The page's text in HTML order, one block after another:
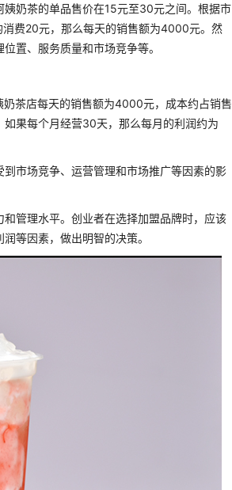
奶茶的单品售价在15元至30元之间。根据市
费20元，那么每天的销售额为4000元。然
置、服务质量和市场竞争等。
茶店每天的销售额为4000元，成本约占销售
果每个月经营30天，那么每月的利润约为
市场竞争、运营管理和市场推广等因素的影
管理水平。创业者在选择加盟品牌时，应该
等因素，做出明智的决策。